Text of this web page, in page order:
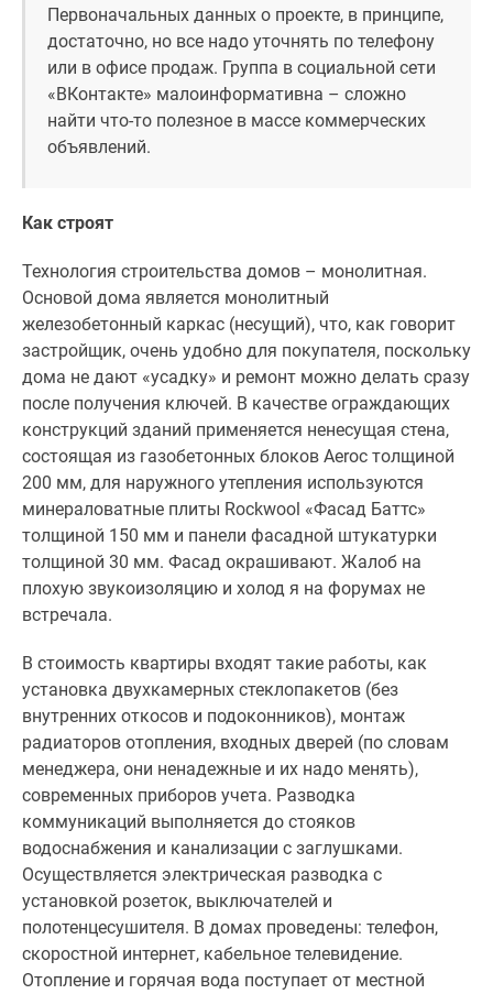
Первоначальных данных о проекте, в принципе,
достаточно, но все надо уточнять по телефону
или в офисе продаж. Группа в социальной сети
«ВКонтакте» малоинформативна – сложно
найти что-то полезное в массе коммерческих
объявлений.
Как строят
Технология строительства домов – монолитная.
Основой дома является монолитный
железобетонный каркас (несущий), что, как говорит
застройщик, очень удобно для покупателя, поскольку
дома не дают «усадку» и ремонт можно делать сразу
после получения ключей. В качестве ограждающих
конструкций зданий применяется ненесущая стена,
состоящая из газобетонных блоков Aeroc толщиной
200 мм, для наружного утепления используются
минераловатные плиты Rockwool «Фасад Баттс»
толщиной 150 мм и панели фасадной штукатурки
толщиной 30 мм. Фасад окрашивают. Жалоб на
плохую звукоизоляцию и холод я на форумах не
встречала.
В стоимость квартиры входят такие работы, как
установка двухкамерных стеклопакетов (без
внутренних откосов и подоконников), монтаж
радиаторов отопления, входных дверей (по словам
менеджера, они ненадежные и их надо менять),
современных приборов учета. Разводка
коммуникаций выполняется до стояков
водоснабжения и канализации с заглушками.
Осуществляется электрическая разводка с
установкой розеток, выключателей и
полотенцесушителя. В домах проведены: телефон,
скоростной интернет, кабельное телевидение.
Отопление и горячая вода поступает от местной